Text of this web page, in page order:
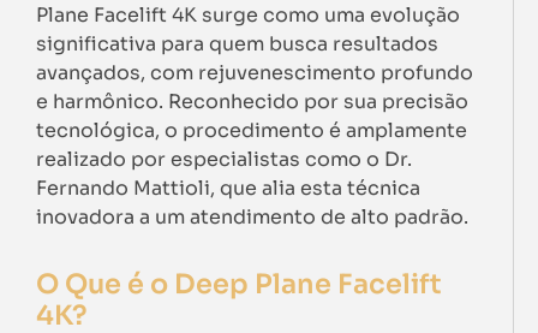
Plane Facelift 4K surge como uma evolução
significativa para quem busca resultados
avançados, com rejuvenescimento profundo
e harmônico. Reconhecido por sua precisão
tecnológica, o procedimento é amplamente
realizado por especialistas como o Dr.
Fernando Mattioli, que alia esta técnica
inovadora a um atendimento de alto padrão.
O Que é o Deep Plane Facelift
4K?